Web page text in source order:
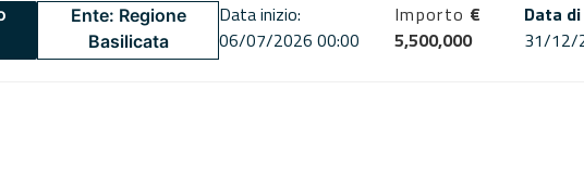
Ente: Regione
Basilicata
Data inizio:
06/07/2026 00:00
Importo €
5,500,000
Data
31/12/